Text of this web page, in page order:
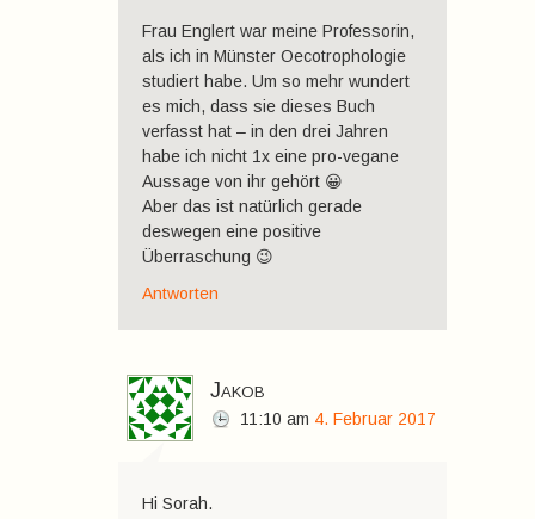
Frau Englert war meine Professorin,
als ich in Münster Oecotrophologie
studiert habe. Um so mehr wundert
es mich, dass sie dieses Buch
verfasst hat – in den drei Jahren
habe ich nicht 1x eine pro-vegane
Aussage von ihr gehört 😀
Aber das ist natürlich gerade
deswegen eine positive
Überraschung 😉
Antworten
Jakob
11:10 am 4. Februar 2017
Hi Sorah.